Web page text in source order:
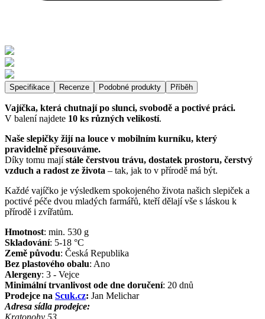
Specifikace Recenze Podobné produkty Příběh
Vajíčka, která chutnají po slunci, svobodě a poctivé práci.
V balení najdete 10 ks různých velikostí.
Naše slepičky žijí na louce v mobilním kurníku, který
pravidelně přesouváme.
Díky tomu majístále čerstvou trávu, dostatek prostoru, čerstvý
vzduch a radost ze života – tak, jak to v přírodě má být.
Každé vajíčko je výsledkem spokojeného života našich slepiček a
poctivé péče dvou mladých farmářů, kteří dělají vše s láskou k
přírodě i zvířatům.
Hmotnost: min. 530 g
Skladování: 5-18 °C
Země původu: Česká Republika
Bez plastového obalu: Ano
Alergeny: 3 - Vejce
Minimální trvanlivost ode dne doručení: 20 dnů
Prodejce na Scuk.cz: Jan Melichar
Adresa sídla prodejce:
Kratonohy 53